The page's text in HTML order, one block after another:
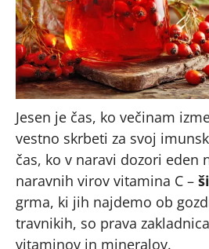
Jesen je čas, ko večinam
vestno skrbeti za svoj
čas, ko v naravi dozori eden
naravnih virov vitamina C –
grma, ki jih najdemo ob
travnikih, so prava
vitaminov in mineralov.